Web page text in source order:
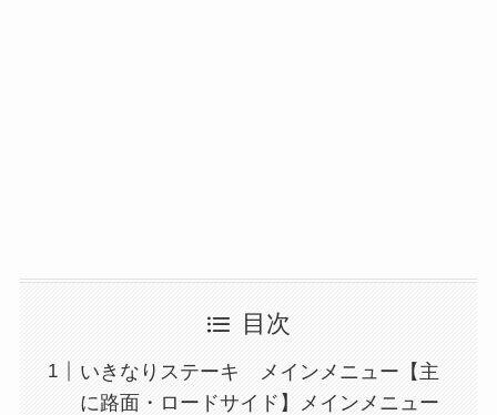
目次
いきなりステーキ メインメニュー【主
に路面・ロードサイド】メインメニュー